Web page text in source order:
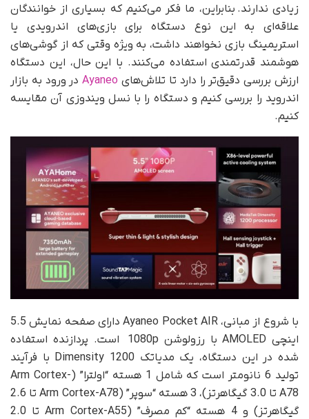
زیادی ندارند. بنابراین، ما فکر می‌کنیم که بسیاری از خوانندگان
علاقه‌ای به این نوع دستگاه برای بازی‌های اندرویدی یا
استریمینگ بازی نخواهند داشت، به ویژه وقتی که از گوشی‌های
هوشمند قدرتمندی استفاده می‌کنند. با این حال، این دستگاه
ارزش بررسی دقیق‌تر را دارد تا تلاش‌های Ayaneoدر ورود به بازار
اندروید را بررسی کنیم و دستگاه را با نسل ویندوزی آن مقایسه
کنیم.
با شروع از مبانی، Ayaneo Pocket AIR دارای صفحه نمایش 5.5
اینچی AMOLED با رزولوشن 1080p است. پردازنده استفاده
شده در این دستگاه، یک مدیاتک Dimensity 1200 با فرآیند
تولید 6 نانومتر است که شامل 1 هسته “اولترا” (Arm Cortex-
A78 تا 3.0 گیگاهرتز)، 3 هسته “سوپر” (Arm Cortex-A78 تا 2.6
گیگاهرتز) و 4 هسته “کم مصرف” (Arm Cortex-A55 تا 2.0